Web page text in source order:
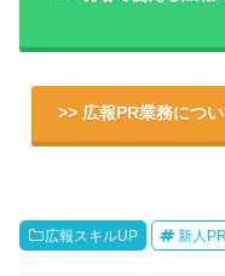
>> 広報PR業務につ
広報スキルUP 新人